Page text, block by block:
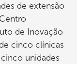
de extensão
de Inovação
cinco clínicas
cinco unidades